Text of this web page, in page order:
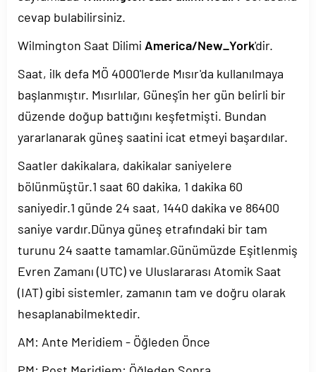
cevap bulabilirsiniz.
Wilmington Saat Dilimi America/New_York'dir.
Saat, ilk defa MÖ 4000'lerde Mısır'da kullanılmaya
başlanmıştır. Mısırlılar, Güneş'in her gün belirli bir
düzende doğup battığını keşfetmişti. Bundan
yararlanarak güneş saatini icat etmeyi başardılar.
Saatler dakikalara, dakikalar saniyelere
bölünmüştür.1 saat 60 dakika, 1 dakika 60
saniyedir.1 günde 24 saat, 1440 dakika ve 86400
saniye vardır.Dünya güneş etrafındaki bir tam
turunu 24 saatte tamamlar.Günümüzde Eşitlenmiş
Evren Zamanı (UTC) ve Uluslararası Atomik Saat
(IAT) gibi sistemler, zamanın tam ve doğru olarak
hesaplanabilmektedir.
AM: Ante Meridiem - Öğleden Önce